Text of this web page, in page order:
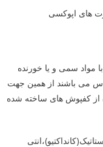
های اپوکسی
مواد سمی و یا خورنده
می باشند از همین جهت
از کفپوش های ساخته شده